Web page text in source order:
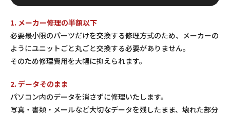
1. メーカー修理の半額以下
必要最小限のパーツだけを交換する修理方式のため、メーカーの
ようにユニットごと丸ごと交換する必要がありません。
そのため修理費用を大幅に抑えられます。
2. データそのまま
パソコン内のデータを消さずに修理いたします。
写真・書類・メールなど大切なデータを残したまま、壊れた部分